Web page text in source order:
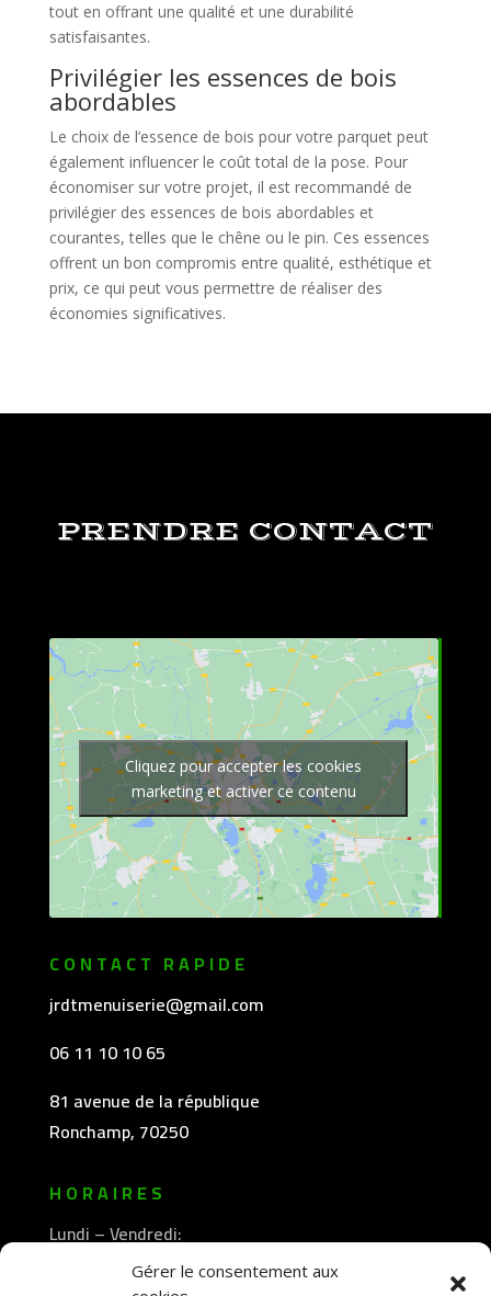
Gérer le consentement aux
tout en offrant une qualité et une durabilité
satisfaisantes.
Privilégier les essences de bois
abordables
Le choix de l’essence de bois pour votre parquet peut
également influencer le coût total de la pose. Pour
économiser sur votre projet, il est recommandé de
privilégier des essences de bois abordables et
courantes, telles que le chêne ou le pin. Ces essences
offrent un bon compromis entre qualité, esthétique et
prix, ce qui peut vous permettre de réaliser des
économies significatives.
PRENDRE CONTACT
Cliquez pour accepter les cookies
marketing et activer ce contenu
CONTACT RAPIDE
jrdtmenuiserie@gmail.com
06 11 10 10 65
81 avenue de la république
Ronchamp, 70250
HORAIRES
Lundi – Vendredi:
8h30 -12h00